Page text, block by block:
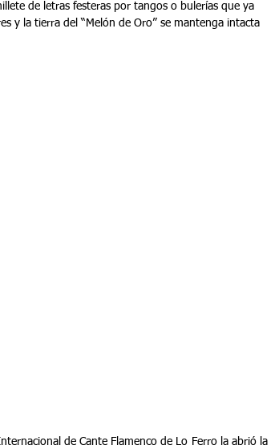
de letras festeras por tangos o bulerías que ya
y la tierra del “Melón de Oro” se mantenga intacta
de Cante Flamenco de Lo Ferro la abrió la